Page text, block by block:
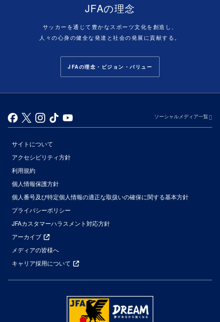
JFAの理念
サッカーを通じて豊かなスポーツ文化を創造し、
人々の心身の健全な発達と社会の発展に貢献する。
JFAの理念・ビジョン・バリュー
ソーシャルメディア一覧
サイトについて
アクセシビリティ方針
利用規約
個人情報保護方針
個人番号及び特定個人情報の適正な取扱いの確保に関する基本方針
プライバシーポリシー
JFAカスタマーハラスメント対応方針
アーカイブ
メディアの皆様へ
キャリア採用について